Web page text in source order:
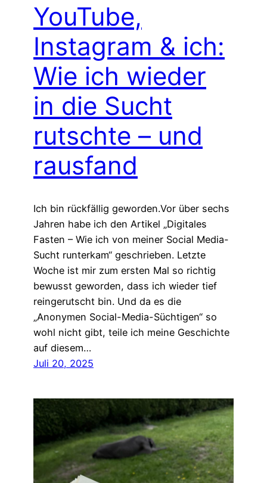
YouTube,
Instagram & ich:
Wie ich wieder
in die Sucht
rutschte – und
rausfand
Ich bin rückfällig geworden.Vor über sechs
Jahren habe ich den Artikel „Digitales
Fasten – Wie ich von meiner Social Media-
Sucht runterkam“ geschrieben. Letzte
Woche ist mir zum ersten Mal so richtig
bewusst geworden, dass ich wieder tief
reingerutscht bin. Und da es die
„Anonymen Social-Media-Süchtigen“ so
wohl nicht gibt, teile ich meine Geschichte
auf diesem…
Juli 20, 2025